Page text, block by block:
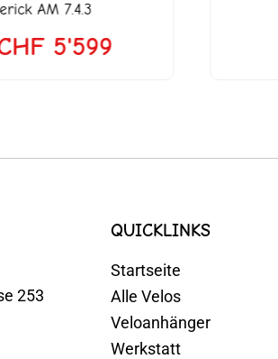
AM 7.4.3
5'599
253
QUICKLINKS
Startseite
Alle Velos
Veloanhänger
Werkstatt